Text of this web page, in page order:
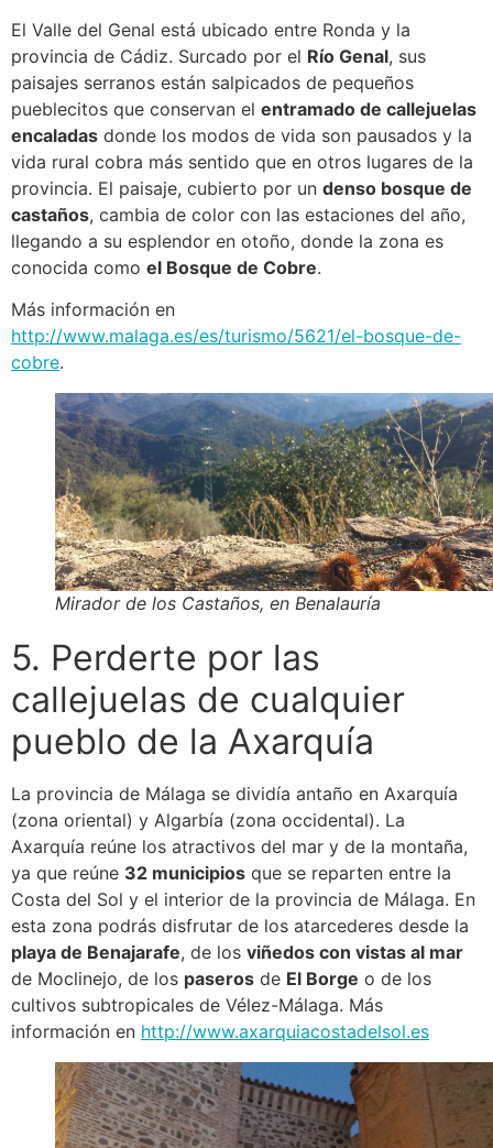
El Valle del Genal está ubicado entre Ronda y la
provincia de Cádiz. Surcado por el Río Genal, sus
paisajes serranos están salpicados de pequeños
pueblecitos que conservan el entramado de callejuelas
encaladas donde los modos de vida son pausados y la
vida rural cobra más sentido que en otros lugares de la
provincia. El paisaje, cubierto por un denso bosque de
castaños, cambia de color con las estaciones del año,
llegando a su esplendor en otoño, donde la zona es
conocida como el Bosque de Cobre.
Más información en
http://www.malaga.es/es/turismo/5621/el-bosque-de-
cobre.
Mirador de los Castaños, en Benalauría
5. Perderte por las
callejuelas de cualquier
pueblo de la Axarquía
La provincia de Málaga se dividía antaño en Axarquía
(zona oriental) y Algarbía (zona occidental). La
Axarquía reúne los atractivos del mar y de la montaña,
ya que reúne 32 municipios que se reparten entre la
Costa del Sol y el interior de la provincia de Málaga. En
esta zona podrás disfrutar de los atarcederes desde la
playa de Benajarafe, de los viñedos con vistas al mar
de Moclinejo, de los paseros de El Borge o de los
cultivos subtropicales de Vélez-Málaga. Más
información en http://www.axarquiacostadelsol.es